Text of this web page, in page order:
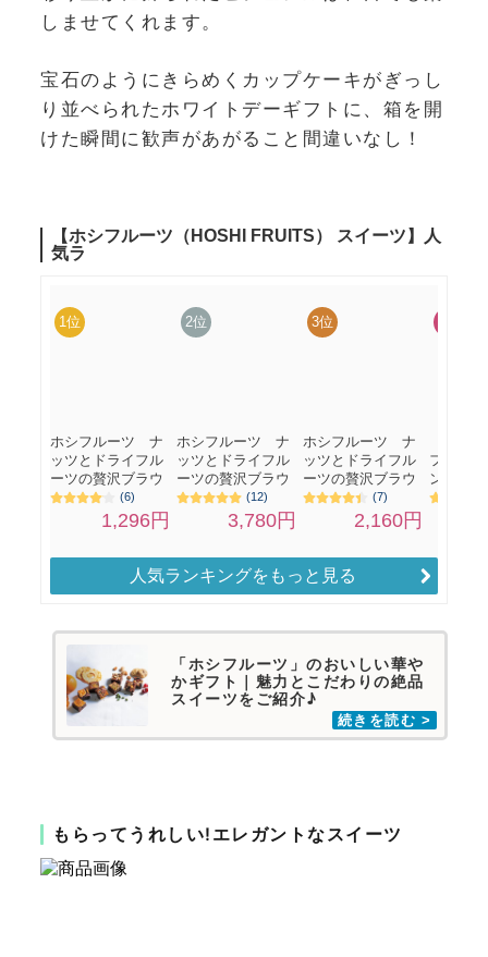
しませてくれます。
宝石のようにきらめくカップケーキがぎっし
り並べられたホワイトデーギフトに、箱を開
けた瞬間に歓声があがること間違いなし！
人気ランキングをもっと見る
「ホシフルーツ」のおいしい華や
かギフト｜魅力とこだわりの絶品
スイーツをご紹介♪
もらってうれしい!エレガントなスイーツ